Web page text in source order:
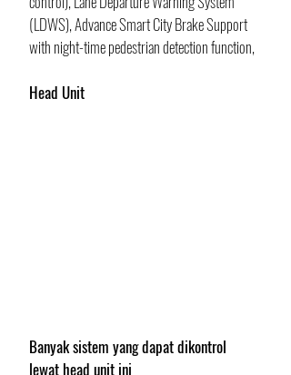
(LDWS), Advance Smart City Brake Support
with night-time pedestrian detection function,
Head Unit
Banyak sistem yang dapat dikontrol
lewat head unit ini